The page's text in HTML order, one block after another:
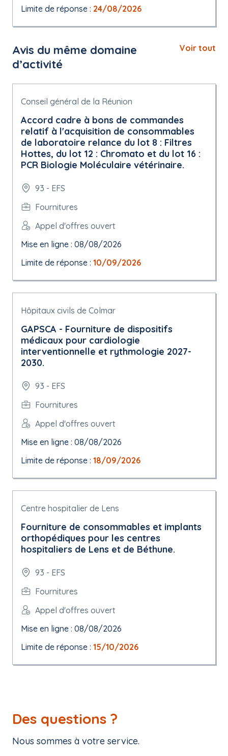
Limite de réponse : 24/08/2026
Avis du même domaine
d’activité
Voir tout
Conseil général de la Réunion
Accord cadre à bons de commandes
relatif à l'acquisition de consommables
de laboratoire relance du lot 8 : Filtres
Hottes, du lot 12 : Chromato et du lot 16 :
PCR Biologie Moléculaire vétérinaire.
93 - EFS
Fournitures
Appel d'offres ouvert
Mise en ligne : 08/08/2026
Limite de réponse : 10/09/2026
Hôpitaux civils de Colmar
GAPSCA - Fourniture de dispositifs
médicaux pour cardiologie
interventionnelle et rythmologie 2027-
2030.
93 - EFS
Fournitures
Appel d'offres ouvert
Mise en ligne : 08/08/2026
Limite de réponse : 18/09/2026
Centre hospitalier de Lens
Fourniture de consommables et implants
orthopédiques pour les centres
hospitaliers de Lens et de Béthune.
93 - EFS
Fournitures
Appel d'offres ouvert
Mise en ligne : 08/08/2026
Limite de réponse : 15/10/2026
Des questions ?
Nous sommes à votre service.